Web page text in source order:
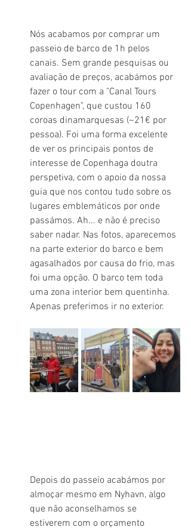
Nós acabamos por comprar um
passeio de barco de 1h pelos
canais. Sem grande pesquisas ou
avaliação de preços, acabámos por
fazer o tour com a "Canal Tours
Copenhagen", que custou 160
coroas dinamarquesas (~21€ por
pessoa). Foi uma forma excelente
de ver os principais pontos de
interesse de Copenhaga doutra
perspetiva, com o apoio da nossa
guia que nos contou tudo sobre os
lugares emblemáticos por onde
passámos. Ah... e não é preciso
saber nadar. Nas fotos, aparecemos
na parte exterior do barco e bem
agasalhados por causa do frio, mas
foi uma opção. O barco tem toda
uma zona interior bem quentinha.
Apenas preferimos ir no exterior.
Depois do passeio acabámos por
almoçar mesmo em Nyhavn, algo
que não aconselhamos se
estiverem com o orçamento